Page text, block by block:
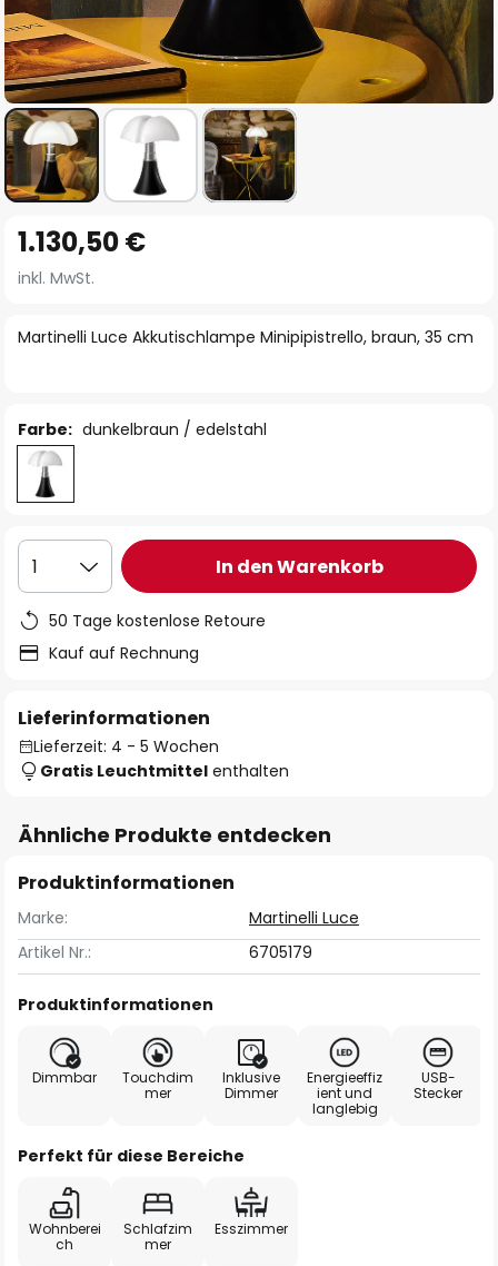
Anfang
der
springen
Martinelli Luce Akkutischlampe Minipipistrello, braun, 35 cm
1.130,50 €
inkl. MwSt.
Farbe: dunkelbraun / edelstahl
1 In den Warenkorb
50 Tage kostenlose Retoure
Kauf auf Rechnung
Lieferinformationen
Lieferzeit: 4 - 5 Wochen
Gratis Leuchtmittel enthalten
Ähnliche Produkte entdecken
Produktinformationen
Marke:
Martinelli Luce
Artikel Nr.:
6705179
Produktinformationen
Dimmbar
Touchdim
mer
Inklusive
Dimmer
Energieeffiz
ient und
langlebig
USB-
Stecker
Perfekt für diese Bereiche
Wohnberei
ch
Schlafzim
mer
Esszimmer